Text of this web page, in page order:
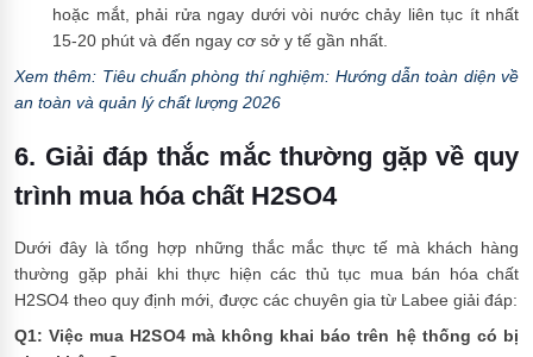
hoặc mắt, phải rửa ngay dưới vòi nước chảy liên tục ít nhất
15-20 phút và đến ngay cơ sở y tế gần nhất.
Xem thêm: Tiêu chuẩn phòng thí nghiệm: Hướng dẫn toàn diện về
an toàn và quản lý chất lượng 2026
6. Giải đáp thắc mắc thường gặp về quy
trình mua hóa chất H2SO4
Dưới đây là tổng hợp những thắc mắc thực tế mà khách hàng
thường gặp phải khi thực hiện các thủ tục mua bán hóa chất
H2SO4 theo quy định mới, được các chuyên gia từ Labee giải đáp:
Q1: Việc mua H2SO4 mà không khai báo trên hệ thống có bị